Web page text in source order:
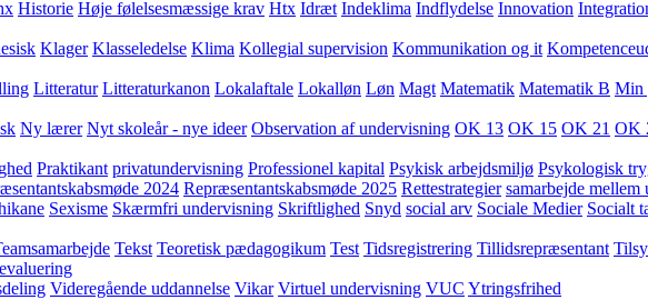
Historie Høje følelsesmæssige krav Htx Idræt Indeklima Indflydelse Innovation
Klager Klasseledelse Klima Kollegial supervision Kommunikation og it
Litteratur Litteraturkanon Lokalaftale Lokalløn Løn Magt Matematik Matematik B Min
Ny lærer Nyt skoleår - nye ideer Observation af undervisning OK 13 OK 15 OK 21 OK
Praktikant privatundervisning Professionel kapital Psykisk arbejdsmiljø Psykologisk
2024 Repræsentantskabsmøde 2025 Rettestrategier samarbejde mellem
Sexisme Skærmfri undervisning Skriftlighed Snyd social arv Sociale Medier Socialt
Tekst Teoretisk pædagogikum Test Tidsregistrering Tillidsrepræsentant
Videregående uddannelse Vikar Virtuel undervisning VUC Ytringsfrihed